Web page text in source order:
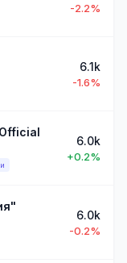
-2.2%
6.1k
-1.6%
Official
6.0k
+0.2%
6.0k
-0.2%